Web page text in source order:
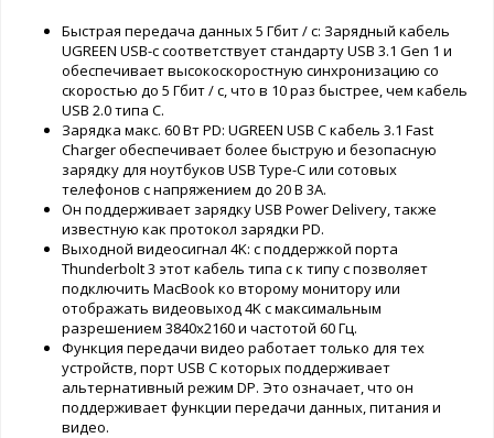
Быстрая передача данных 5 Гбит / с: Зарядный кабель
UGREEN USB-c соответствует стандарту USB 3.1 Gen 1 и
обеспечивает высокоскоростную синхронизацию со
скоростью до 5 Гбит / с, что в 10 раз быстрее, чем кабель
USB 2.0 типа C.
Зарядка макс. 60 Вт PD: UGREEN USB C кабель 3.1 Fast
Charger обеспечивает более быструю и безопасную
зарядку для ноутбуков USB Type-C или сотовых
телефонов с напряжением до 20 В 3A.
Он поддерживает зарядку USB Power Delivery, также
известную как протокол зарядки PD.
Выходной видеосигнал 4K: с поддержкой порта
Thunderbolt 3 этот кабель типа c к типу c позволяет
подключить MacBook ко второму монитору или
отображать видеовыход 4K с максимальным
разрешением 3840x2160 и частотой 60 Гц.
Функция передачи видео работает только для тех
устройств, порт USB C которых поддерживает
альтернативный режим DP. Это означает, что он
поддерживает функции передачи данных, питания и
видео.